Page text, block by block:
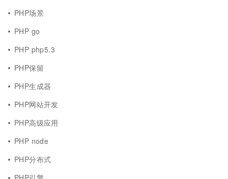
PHP场景
PHP go
PHP php5.3
PHP保留
PHP生成器
PHP网站开发
PHP高级应用
PHP node
PHP分布式